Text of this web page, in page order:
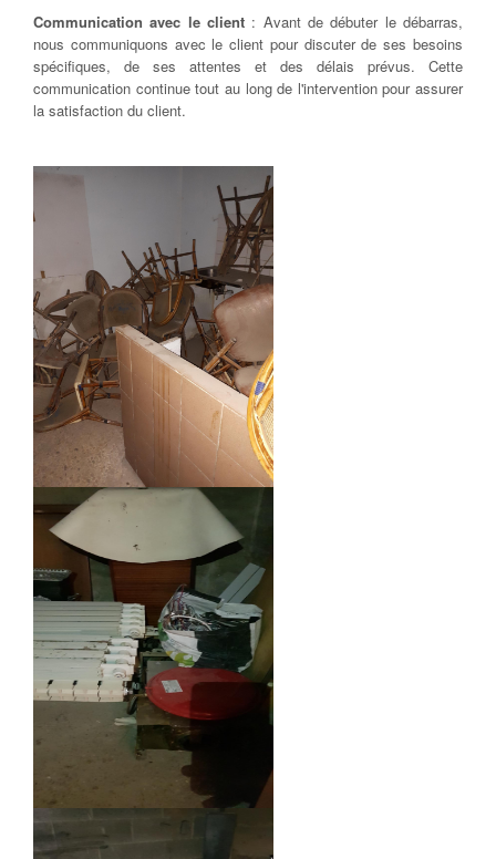
Communication avec le client : Avant de débuter le débarras,
nous communiquons avec le client pour discuter de ses besoins
spécifiques, de ses attentes et des délais prévus. Cette
communication continue tout au long de l'intervention pour assurer
la satisfaction du client.